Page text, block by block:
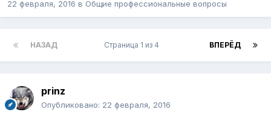
22 февраля, 2016 в Общие профессиональные вопросы
НАЗАД ВПЕРЁД
Страница 1 из 4
prinz
Опубликовано: 22 февраля, 2016